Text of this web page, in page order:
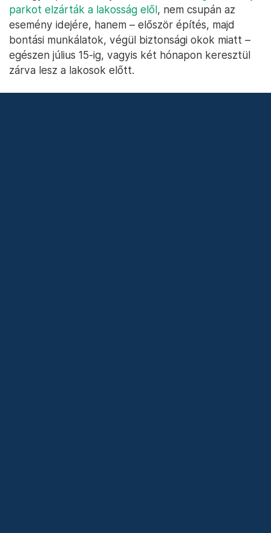
kevesebb embert mozgatott meg, a lelátón
maximum százan követték a versenyt – igaz, ez
akár a hőség és a hétköznap délelőtt számlájára is
írható. Az elődöntőkre és döntőkre hétvégén kerül
sor: ekkor derül majd ki, kik bizonyíthatják